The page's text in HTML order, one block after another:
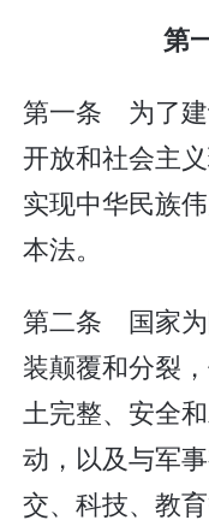
第
第一条 为了建
开放和社会主
实现中华民族
本法。
第二条 国家为
装颠覆和分裂
土完整、安全
动，以及与军
交、科技、教